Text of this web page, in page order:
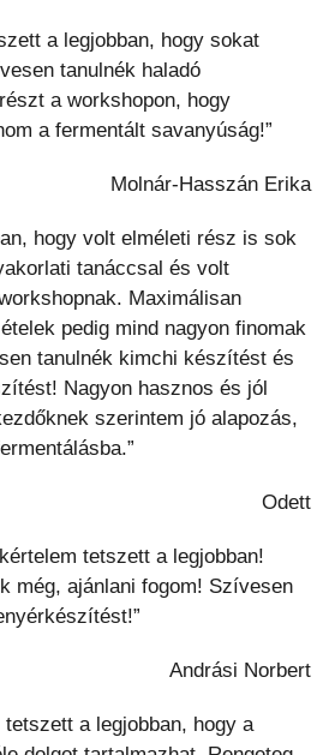
a legjobban, hogy sokat
tanulnék haladó
a workshopon, hogy
a fermentált savanyúság!”
Molnár-Hasszán Erika
hogy volt elméleti rész is sok
tanáccsal és volt
Maximálisan
pedig mind nagyon finomak
tanulnék kimchi készítést és
Nagyon hasznos és jól
szerintem jó alapozás,
Odett
tetszett a legjobban!
még, ajánlani fogom! Szívesen
Andrási Norbert
a legjobban, hogy a